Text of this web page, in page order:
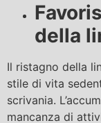
della
Il ristagno della
stile di vita
scrivania.
mancanza di